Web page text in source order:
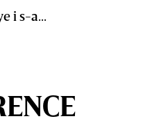
i s-a...